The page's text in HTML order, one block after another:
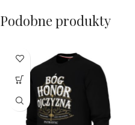
Podobne produkty